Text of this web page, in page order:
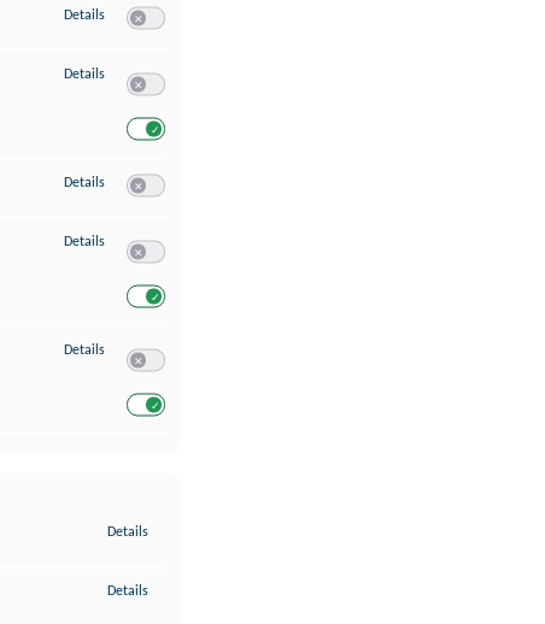
Details zu Verwendung von Profilen zur Auswahl personalisierter Werbung
Details zu Messung der Werbeleistung
Details zu Messung der Performance von Inhalten
Details zu Analyse von Zielgruppen durch Statistiken oder Kombinationen von
Details zu Entwicklung und Verbesserung der Angebote
Details
Details